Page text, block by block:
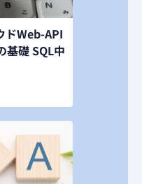
ドWeb-API
基礎 SQL中